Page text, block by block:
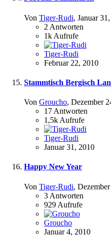
Von Tiger-Rudi, Januar
2 Antworten
1k Aufrufe
Tiger-Rudi
Februar 22, 2010
Stammtisch Bergisch
Von Groucho, Dezember
17 Antworten
1,5k Aufrufe
Tiger-Rudi
Januar 31, 2010
Happy New Year
Von Tiger-Rudi,
3 Antworten
929 Aufrufe
Groucho
Januar 4, 2010